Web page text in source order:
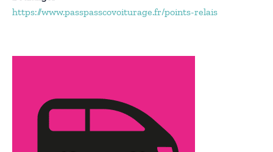
https://www.passpasscovoiturage.fr/points-relais